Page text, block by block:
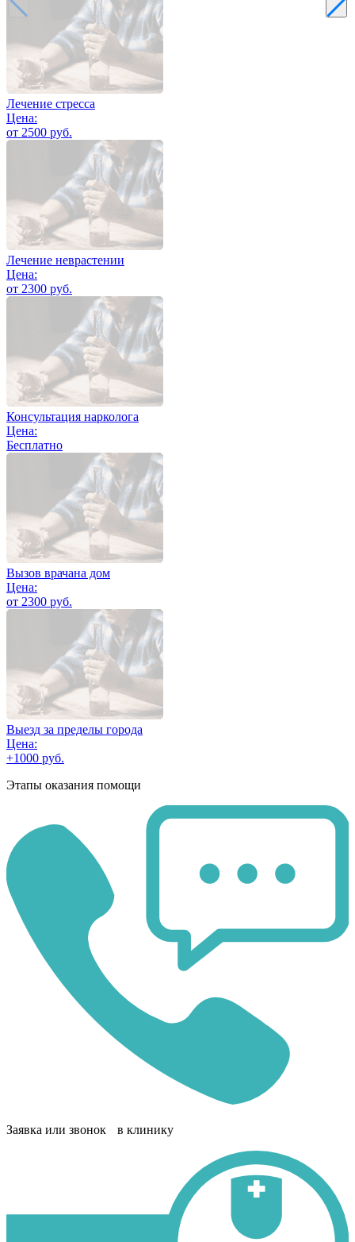
Лечение стресса
Цена:
от 2500 руб.
Лечение неврастении
Цена:
от 2300 руб.
Консультация нарколога
Цена:
Бесплатно
Вызов врачана дом
Цена:
от 2300 руб.
Выезд за пределы города
Цена:
+1000 руб.
Этапы оказания помощи
Заявка или звонок в клинику